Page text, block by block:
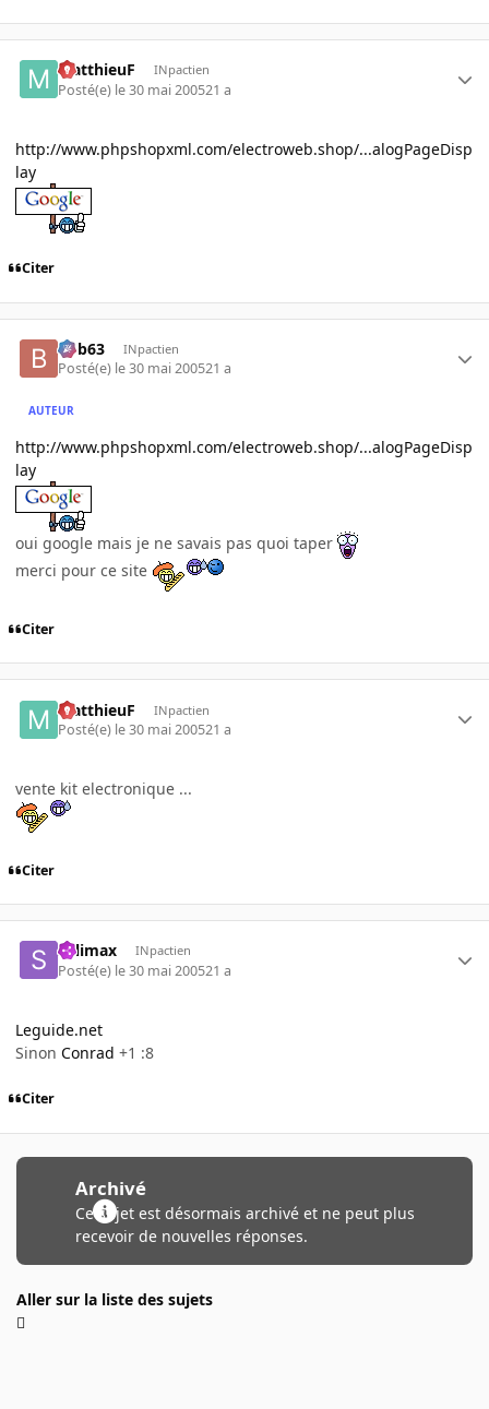
MatthieuF INpactien
Posté(e) le 30 mai 200521 a
http://www.phpshopxml.com/electroweb.shop/...alogPageDisp
lay
Citer
bob63 INpactien
Posté(e) le 30 mai 200521 a
AUTEUR
http://www.phpshopxml.com/electroweb.shop/...alogPageDisp
lay
oui google mais je ne savais pas quoi taper
merci pour ce site
Citer
MatthieuF INpactien
Posté(e) le 30 mai 200521 a
vente kit electronique ...
Citer
Salimax INpactien
Posté(e) le 30 mai 200521 a
Leguide.net
Sinon Conrad +1 :8
Citer
Archivé
Ce sujet est désormais archivé et ne peut plus
recevoir de nouvelles réponses.
Aller sur la liste des sujets